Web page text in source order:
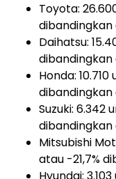
Toyota:
Daihatsu:
Honda:
Suzuki: 6.342
Mitsubishi
atau -21,7%